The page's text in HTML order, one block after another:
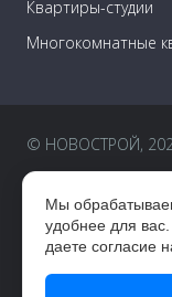
Квартиры-студии
Многокомнатные
© НОВОСТРОЙ,
Пользовательское
Правовая
Разработка сайта
Мы
удобнее для
даете согласие